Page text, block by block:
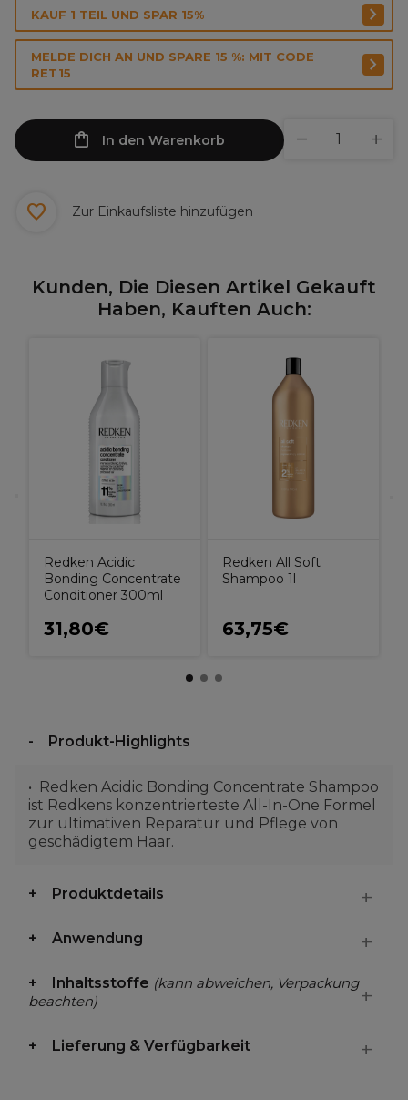
KAUF 1 TEIL UND SPAR 15%
MELDE DICH AN UND SPARE 15 %: MIT CODE
RET15
In den Warenkorb
Zur Einkaufsliste hinzufügen
Kunden, Die Diesen Artikel Gekauft
Haben, Kauften Auch:
Redken Acidic
Bonding Concentrate
Conditioner 300ml
31,80€
Redken All Soft
Shampoo 1l
63,75€
Produkt-Highlights
Redken Acidic Bonding Concentrate Shampoo
ist Redkens konzentrierteste All-In-One Formel
zur ultimativen Reparatur und Pflege von
geschädigtem Haar.
Produktdetails
Anwendung
Inhaltsstoffe (kann abweichen, Verpackung
beachten)
Lieferung & Verfügbarkeit